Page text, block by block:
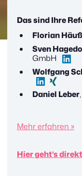
Das sind Ihre
Florian
Sven
GmbH
Wolfgang
Daniel Leber
Mehr erfahren »
Hier geht’s